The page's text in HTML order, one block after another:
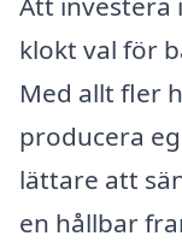
klokt val för
Med allt fler
producera
lättare att
en hållbar